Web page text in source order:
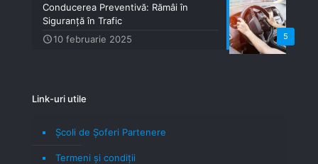
5
Conducerea Preventivă: Rămâi în
Siguranță în Trafic
10 februarie 2025
Link-uri utile
Școli de Șoferi Partenere
Termeni şi condiţii